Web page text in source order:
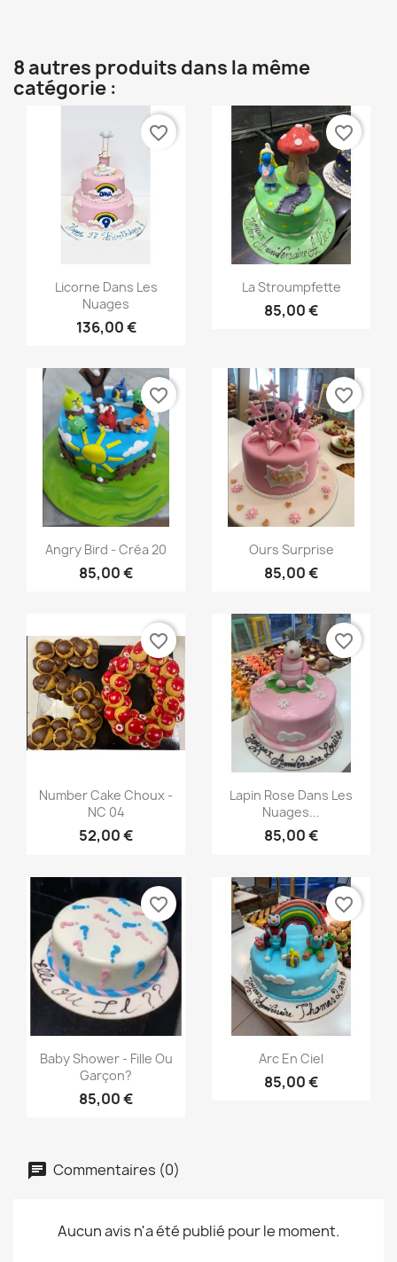
8 autres produits dans la même
catégorie :
Aperçu rapide
Licorne Dans Les
Nuages
136,00 €
favorite_border
Aperçu rapide
La Stroumpfette
85,00 €
favorite_border
Aperçu rapide
Angry Bird - Créa 20
85,00 €
favorite_border
Aperçu rapide
Ours Surprise
85,00 €
favorite_border
Aperçu rapide
Number Cake Choux -
NC 04
52,00 €
favorite_border
Aperçu rapide
Lapin Rose Dans Les
Nuages...
85,00 €
favorite_border
Aperçu rapide
Baby Shower - Fille Ou
Garçon?
85,00 €
favorite_border
Aperçu rapide
Arc En Ciel
85,00 €
favorite_border
Commentaires (0)
Aucun avis n'a été publié pour le moment.